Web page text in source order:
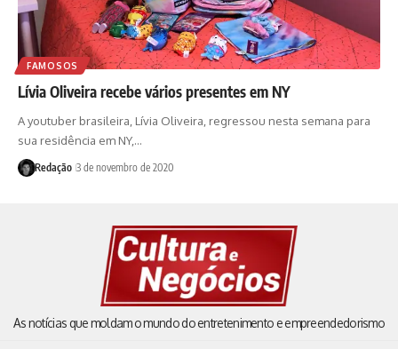
FAMOSOS
Lívia Oliveira recebe vários presentes em NY
A youtuber brasileira, Lívia Oliveira, regressou nesta semana para
sua residência em NY,…
Redação 3 de novembro de 2020
As notícias que moldam o mundo do entretenimento e empreendedorismo